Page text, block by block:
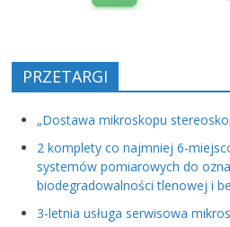
PRZETARGI
„Dostawa mikroskopu
2 komplety co najmniej 6-
systemów pomiarowych do
biodegradowalności tlenowej i
3-letnia usługa serwisowa